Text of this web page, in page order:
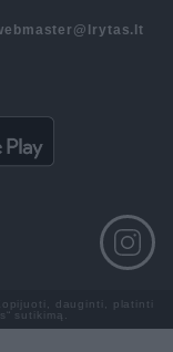
dauginti, platinti
sutikimą.